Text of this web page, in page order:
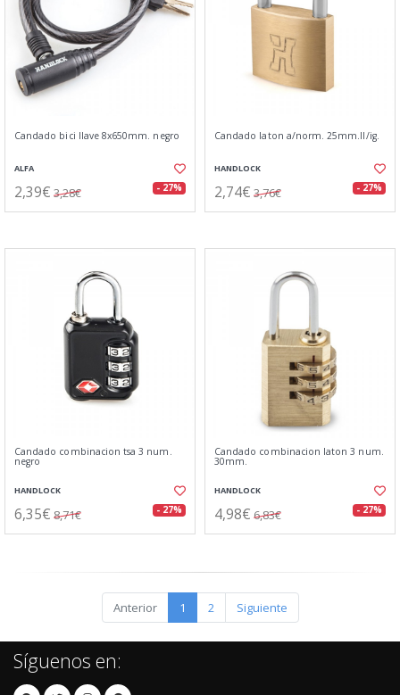
Candado bici llave 8x650mm. negro
ALFA
2,39€ 3,28€ - 27%
Candado laton a/norm. 25mm.ll/ig.
HANDLOCK
2,74€ 3,76€ - 27%
Candado combinacion tsa 3 num.
negro
HANDLOCK
6,35€ 8,71€ - 27%
Candado combinacion laton 3 num.
30mm.
HANDLOCK
4,98€ 6,83€ - 27%
Anterior 1 2 Siguiente
Síguenos en: